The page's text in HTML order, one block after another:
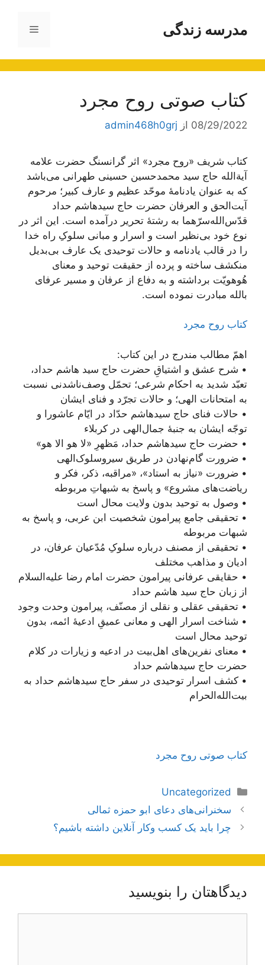
محتوامدرسه زندگی فهرست
کتاب صوتی روح مجرد
08/29/2022 از admin468h0grj
کتاب شریف «روح مجرد» اثر گرانسنگ حضرت علامه
آیة‌الله حاج سید محمدحسین حسینی طهرانی می‌باشد
که به عنوان یادنامۀ موحّد عظیم و عارف کبیر؛ مرحوم
آیت‌الحق و العرفان حضرت حاج سید‌هاشم حداد
قدّس‌الله‌سرّهما به رشتۀ تحریر درآمده است. این اثر در
نوع خود بی‌نظیر است و اسرار و مبانی سلوکِ راه خدا
را در قالب یادنامه و حالات توحیدی یک عارف بی‌بدیل
منکشف ساخته و پرده از حقیقت توحید و معنای
هُوهویّت برداشته و به دفاع از عرفان و مسیر عرفای
بالله مبادرت نموده است.
کتاب روح مجرد
اهمّ مطالب مندرج در این کتاب:
• شرح عشق و اشتیاقِ حضرت حاج سید هاشم حداد،
تعبّد شدید به احکام شرعی؛ تحمّل وصف‌ناشدنی نسبت
به امتحانات الهی؛ و حالات تجرّد و فنای ایشان
• حالات فنای حاج سیدهاشم حدّاد در ایّام عاشورا و
توجّه ایشان به جنبۀ جمال‌الهی در کربلاء
• حضرت حاج سیدهاشم حداد، مَظهرِ «لا هو الا هو»
• ضرورت گام‌نهادن در طریق سیروسلوک‌الهی
• ضرورت «نیاز به استاد»، «مراقبه، ذکر، فکر و
ریاضت‌های مشروع» و پاسخ به شبهاتِ مربوطه
• وصول به توحید بدون ولایت محال است
• تحقیقی جامع پیرامون شخصیت ابن عربی، و پاسخ به
شبهات مربوطه
• تحقیقی از مصنف درباره سلوکِ مُدّعیان عرفان، در
ادیان و مذاهب مختلف
• حقایقی عرفانی پیرامون حضرت امام رضا علیه‌السلام
از زبان حاج سید هاشم حداد
• تحقیقی عقلی و نقلی از مصنّف، پیرامون وحدت وجود
• شناخت اسرار الهی و معانی عمیقِ ادعیۀ ائمه، بدون
توحید محال است
• معنای نفرین‌های اهل‌بیت در ادعیه و زیارات در کلام
حضرت حاج سید‌هاشم حداد
• کشف اسرار توحیدی در سفر حاج سید‌هاشم حداد به
بیت‌الله‌الحرام
کتاب صوتی روح مجرد
دسته‌ها
Uncategorized
ناوبری
نوشته‌ها
سخنرانی‌های دعای ابو حمزه ثمالی
چرا باید یک کسب وکار آنلاین داشته باشیم؟
دیدگاهتان را بنویسید